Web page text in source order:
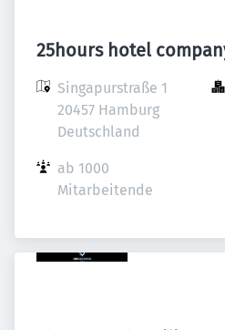
25hours hotel
Singapurstraße 1
20457 Hamburg
Deutschland
ab 1000
Mitarbeitende